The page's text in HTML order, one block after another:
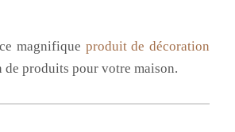
magnifique produit de décoration
de produits pour votre maison.